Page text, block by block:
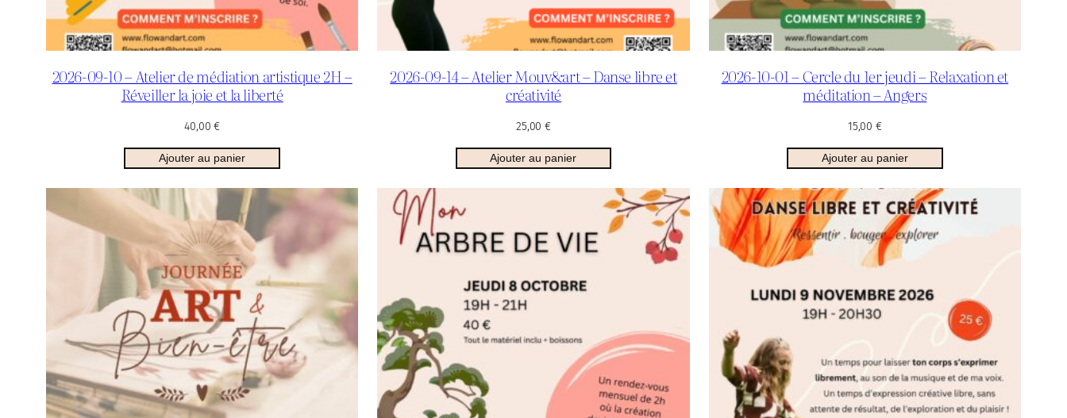
2026-09-10 – Atelier de médiation artistique 2H –
Réveiller la joie et la liberté
40,00€
Ajouter au panier
2026-09-14 – Atelier Mouv&art – Danse libre et
créativité
25,00€
Ajouter au panier
2026-10-01 – Cercle du 1er jeudi – Relaxation et
méditation – Angers
15,00 €
Ajouter au panier